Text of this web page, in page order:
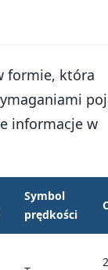
formie, która
informacje w
Symbol
prędkości